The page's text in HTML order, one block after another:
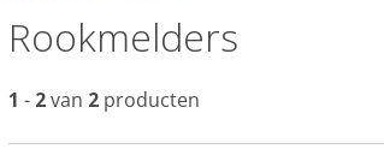
Rookmelders
1 - 2van 2 producten